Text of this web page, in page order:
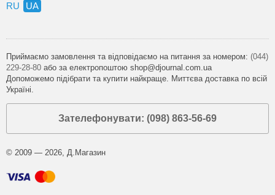
RU UA
Приймаємо замовлення та відповідаємо на питання за номером: (044)
229-28-80 або за електропоштою shop@djournal.com.ua
Допоможемо підібрати та купити найкраще. Миттєва доставка по всій
Україні.
Зателефонувати: (098) 863-56-69
© 2009 — 2026, Д.Магазин